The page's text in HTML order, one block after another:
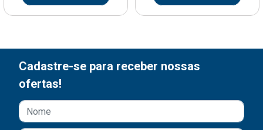
Cadastre-se para receber nossas
ofertas!